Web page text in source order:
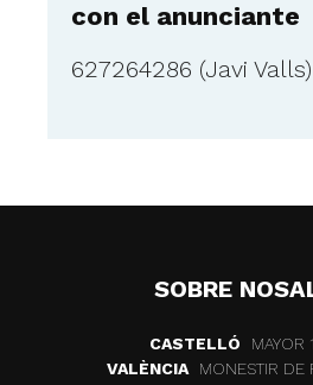
con el anunciante
627264286 (Javi Valls)
SOBRE
CASTELLÓ
MAYOR
VALÈNCIA
MONESTIR DE